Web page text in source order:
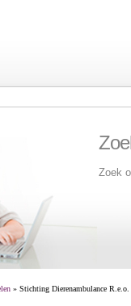
Zoek
» Stichting Dierenambulance R.e.o.